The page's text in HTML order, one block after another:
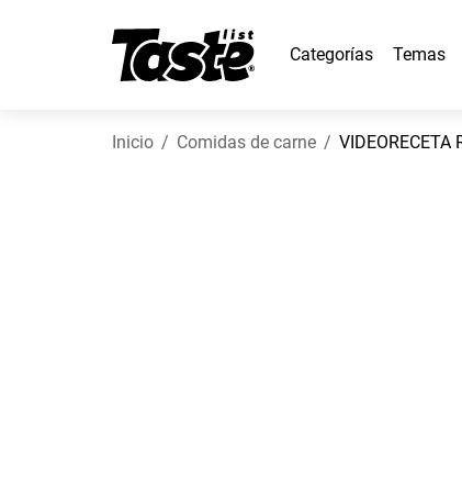
Categorías Temas
Inicio Comidas de carne